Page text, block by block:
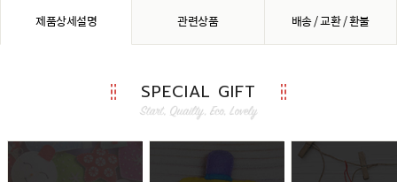
제품상세설명 관련상품 배송 / 교환 / 환불
SPECIAL GIFT